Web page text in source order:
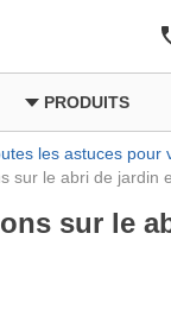
PRODUITS
les astuces pour
sur le abri de jardin
sur le